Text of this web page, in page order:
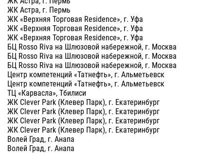
ЖК Астра, г. Пермь
ЖК «Верхняя Торговая Residence», г. Уфа
ЖК «Верхняя Торговая Residence», г. Уфа
ЖК «Верхняя Торговая Residence», г. Уфа
БЦ Rosso Riva на Шлюзовой набережной, г. Москва
БЦ Rosso Riva на Шлюзовой набережной, г. Москва
БЦ Rosso Riva на Шлюзовой набережной, г. Москва
Центр компетенций «Татнефть», г. Альметьевск
Центр компетенций «Татнефть», г. Альметьевск
ТЦ «Карвасла», Тбилиси
ЖК Clever Park (Клевер Парк), г. Екатеринбург
ЖК Clever Park (Клевер Парк), г. Екатеринбург
ЖК Clever Park (Клевер Парк), г. Екатеринбург
ЖК Clever Park (Клевер Парк), г. Екатеринбург
Волей Град, г. Анапа
Волей Град, г. Анапа